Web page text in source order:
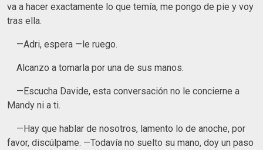
va a hacer exactamente lo que temía, me pongo de pie y voy
tras ella.
—Adri, espera —le ruego.
Alcanzo a tomarla por una de sus manos.
—Escucha Davide, esta conversación no le concierne a
Mandy ni a ti.
—Hay que hablar de nosotros, lamento lo de anoche, por
favor, discúlpame. —Todavía no suelto su mano, doy un paso